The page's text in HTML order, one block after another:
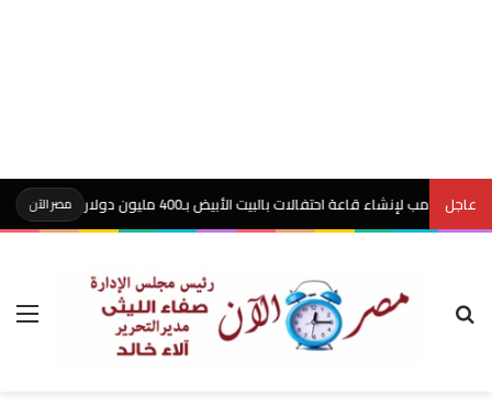
عاجل
قاعة احتفالات بالبيت الأبيض بـ400 مليون دولار مصر الآن
بحث عن